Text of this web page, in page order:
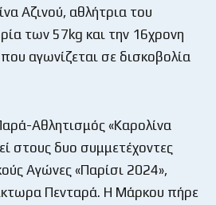
Αζινού, αθλήτρια του
των 57kg και την 16χρονη
αγωνίζεται σε δισκοβολία
Αθλητισμός «Καρολίνα
στους δυο συμμετέχοντες
Αγώνες «Παρίσι 2024»,
Πενταρά. Η Μάρκου πήρε